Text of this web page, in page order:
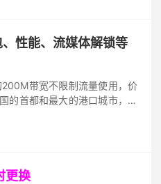
性能、流媒体解锁等
带宽不限制流量使用，价
的首都和最大的港口城市，也
更换